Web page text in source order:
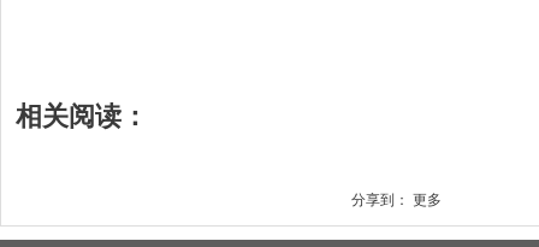
相关阅读：
分享到： 更多